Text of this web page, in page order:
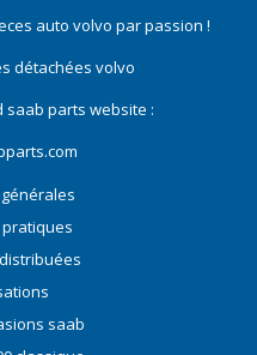
auto volvo par passion !
détachées volvo
saab parts website :
saab